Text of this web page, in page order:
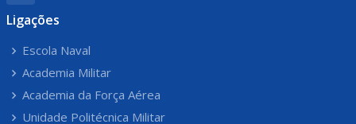
Ligações
Escola Naval
Academia Militar
Academia da Força Aérea
Unidade Politécnica Militar